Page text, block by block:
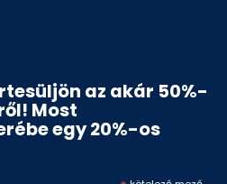
az akár 50%-
Most
egy 20%-os